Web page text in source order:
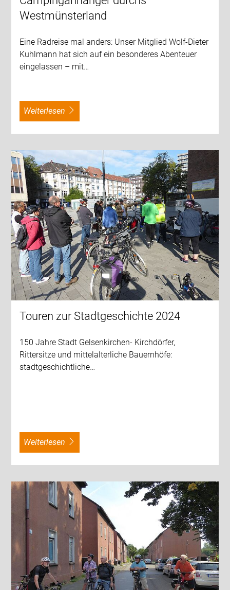
Westmünsterland
Eine Radreise mal anders: Unser Mitglied Wolf-Dieter
Kuhlmann hat sich auf ein besonderes Abenteuer
eingelassen – mit…
weiterlesen
Touren zur Stadtgeschichte 2024
150 Jahre Stadt Gelsenkirchen- Kirchdörfer,
Rittersitze und mittelalterliche Bauernhöfe:
stadtgeschichtliche…
weiterlesen